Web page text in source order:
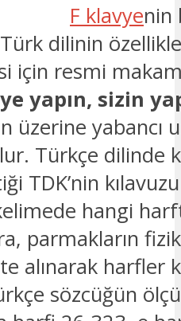
F klavyenin
dilinin
için resmi
yapın, sizin
üzerine
Türkçe dilinde
TDK’nin
hangi
parmakların
alınarak harfler
sözcüğün ölçü